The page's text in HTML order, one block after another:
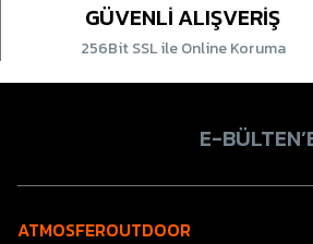
GÜVENLİ ALIŞVERİŞ
256Bit SSL ile Online Koruma
E-
ATMOSFEROUTDOOR